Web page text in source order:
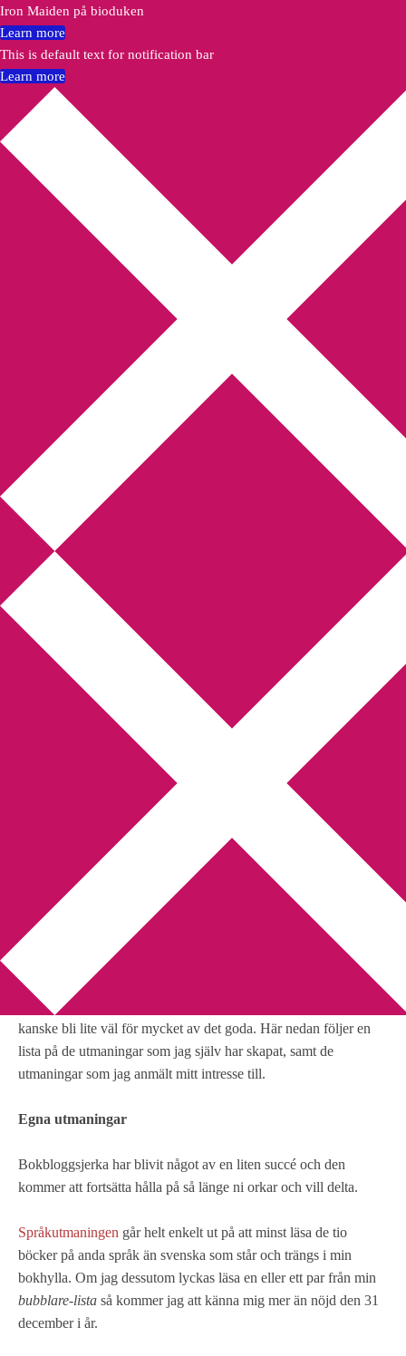
Annikas litteratur-
och kulturblogg
Deckare, kriminalromaner, thrillers
Hem Författarfemman
Webbshop Amazon
Bokbloggsjerka Bloggmaraton
Kriminalroman Min tv-blogg
You are here: Bokbloggsjerka 2011 – utmaningarnas år
2011 – utmaningarnas år
byAnnika
Att delta i diverse olika utmaningar är kul och ibland kan det
kanske bli lite väl för mycket av det goda. Här nedan följer en
lista på de utmaningar som jag själv har skapat, samt de
utmaningar som jag anmält mitt intresse till.
Egna utmaningar
Bokbloggsjerka har blivit något av en liten succé och den
kommer att fortsätta hålla på så länge ni orkar och vill delta.
Språkutmaningen går helt enkelt ut på att minst läsa de tio
böcker på anda språk än svenska som står och trängs i min
bokhylla. Om jag dessutom lyckas läsa en eller ett par från min
bubblare-lista så kommer jag att känna mig mer än nöjd den 31
december i år.
Iron Maiden på bioduken
Learn more
This is default text for notification bar
Learn more